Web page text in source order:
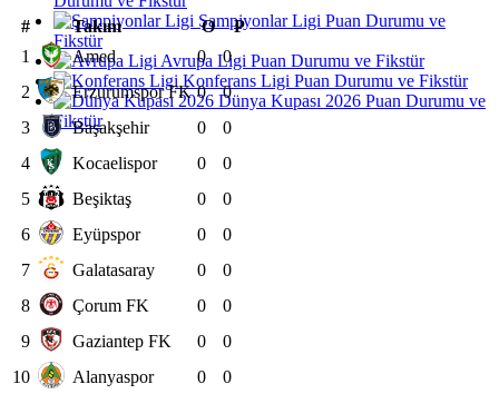
Şampiyonlar Ligi Puan Durumu ve
Fikstür
Avrupa Ligi Puan Durumu ve Fikstür
Konferans Ligi Puan Durumu ve Fikstür
Dünya Kupası 2026 Puan Durumu ve
Fikstür
# Takım O
P
1
Amed 0
0
2
Erzurumspor FK 0
0
3
Başakşehir 0
0
4
Kocaelispor 0
0
5
Beşiktaş 0
0
6
Eyüpspor 0
0
7
Galatasaray 0
0
8
Çorum FK 0
0
9
Gaziantep FK 0
0
10
Alanyaspor 0
0